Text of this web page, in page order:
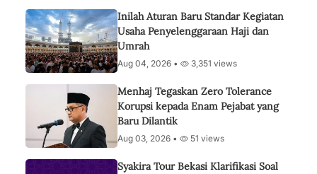
Inilah Aturan Baru Standar Kegiatan
Usaha Penyelenggaraan Haji dan
Umrah
Aug 04, 2026 • 3,351 views
Menhaj Tegaskan Zero Tolerance
Korupsi kepada Enam Pejabat yang
Baru Dilantik
Aug 03, 2026 • 51 views
Syakira Tour Bekasi Klarifikasi Soal